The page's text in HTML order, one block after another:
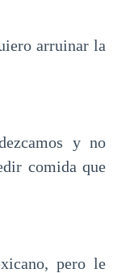
arruinar la
y no
comida que
pero le